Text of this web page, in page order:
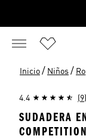
Inicio / Niños /
4.4 (9)
SUDADERA